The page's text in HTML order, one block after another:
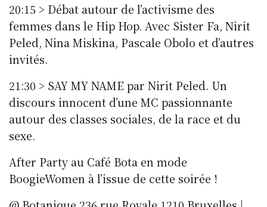
20:15 > Débat autour de l’activisme des
femmes dans le Hip Hop. Avec Sister Fa, Nirit
Peled, Nina Miskina, Pascale Obolo et d’autres
invités.
21:30 > SAY MY NAME par Nirit Peled. Un
discours innocent d’une MC passionnante
autour des classes sociales, de la race et du
sexe.
After Party au Café Bota en mode
BoogieWomen à l’issue de cette soirée !